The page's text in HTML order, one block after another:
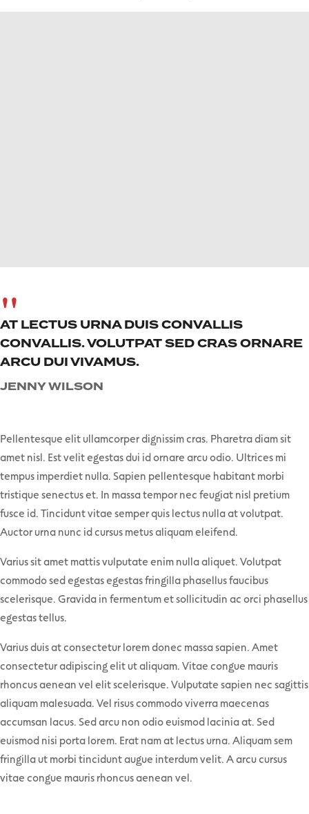
AT LECTUS URNA DUIS CONVALLIS
CONVALLIS. VOLUTPAT SED CRAS ORNARE
ARCU DUI VIVAMUS.
JENNY WILSON
Pellentesque elit ullamcorper dignissim cras. Pharetra diam sit
amet nisl. Est velit egestas dui id ornare arcu odio. Ultrices mi
tempus imperdiet nulla. Sapien pellentesque habitant morbi
tristique senectus et. In massa tempor nec feugiat nisl pretium
fusce id. Tincidunt vitae semper quis lectus nulla at volutpat.
Auctor urna nunc id cursus metus aliquam eleifend.
Varius sit amet mattis vulputate enim nulla aliquet. Volutpat
commodo sed egestas egestas fringilla phasellus faucibus
scelerisque. Gravida in fermentum et sollicitudin ac orci phasellus
egestas tellus.
Varius duis at consectetur lorem donec massa sapien. Amet
consectetur adipiscing elit ut aliquam. Vitae congue mauris
rhoncus aenean vel elit scelerisque. Vulputate sapien nec sagittis
aliquam malesuada. Vel risus commodo viverra maecenas
accumsan lacus. Sed arcu non odio euismod lacinia at. Sed
euismod nisi porta lorem. Erat nam at lectus urna. Aliquam sem
fringilla ut morbi tincidunt augue interdum velit. A arcu cursus
vitae congue mauris rhoncus aenean vel.